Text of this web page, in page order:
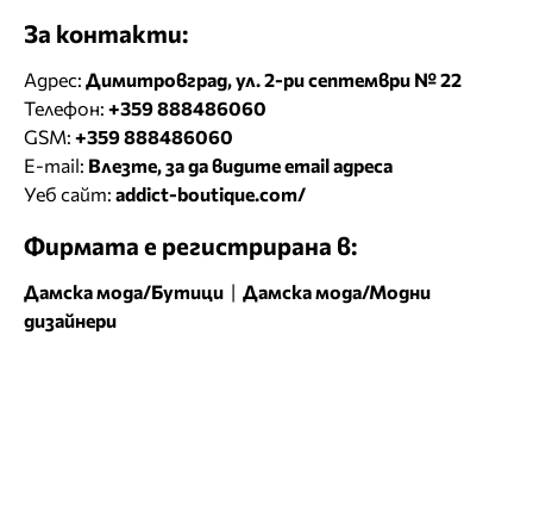
За контакти:
Адрес: Димитровград, ул. 2-ри септември № 22
Телефон: +359 888486060
GSM: +359 888486060
E-mail: Влезте, за да видите email адреса
Уеб сайт: addict-boutique.com/
Фирмата е регистрирана в:
Дамска мода/Бутици | Дамска мода/Модни
дизайнери